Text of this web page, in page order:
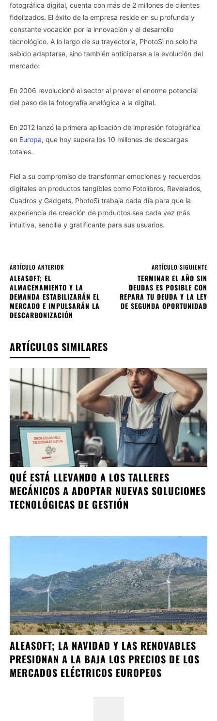
fotográfica digital, cuenta con más de 2 millones de clientes
fidelizados. El éxito de la empresa reside en su profunda y
constante vocación por la innovación y el desarrollo
tecnológico. A lo largo de su trayectoria, PhotoSì no solo ha
sabido adaptarse, sino también anticiparse a la evolución del
mercado:
En 2006 revolucionó el sector al prever el enorme potencial
del paso de la fotografía analógica a la digital.
En 2012 lanzó la primera aplicación de impresión fotográfica
en Europa, que hoy supera los 10 millones de descargas
totales.
Fiel a su compromiso de transformar emociones y recuerdos
digitales en productos tangibles como Fotolibros, Revelados,
Cuadros y Gadgets, PhotoSì trabaja cada día para que la
experiencia de creación de productos sea cada vez más
intuitiva, sencilla y gratificante para sus usuarios.
ARTÍCULO ANTERIOR
ALEASOFT; EL
ALMACENAMIENTO Y LA
DEMANDA ESTABILIZARÁN EL
MERCADO E IMPULSARÁN LA
DESCARBONIZACIÓN
ARTÍCULO SIGUIENTE
TERMINAR EL AÑO SIN
DEUDAS ES POSIBLE CON
REPARA TU DEUDA Y LA LEY
DE SEGUNDA OPORTUNIDAD
ARTÍCULOS SIMILARES
QUÉ ESTÁ LLEVANDO A LOS TALLERES
MECÁNICOS A ADOPTAR NUEVAS SOLUCIONES
TECNOLÓGICAS DE GESTIÓN
ALEASOFT; LA NAVIDAD Y LAS RENOVABLES
PRESIONAN A LA BAJA LOS PRECIOS DE LOS
MERCADOS ELÉCTRICOS EUROPEOS